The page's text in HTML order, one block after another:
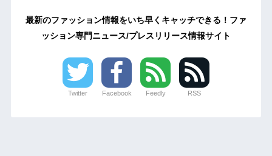
最新のファッション情報をいち早くキャッチできる！ファ
ッション専門ニュース/プレスリリース情報サイト
Twitter Facebook Feedly RSS